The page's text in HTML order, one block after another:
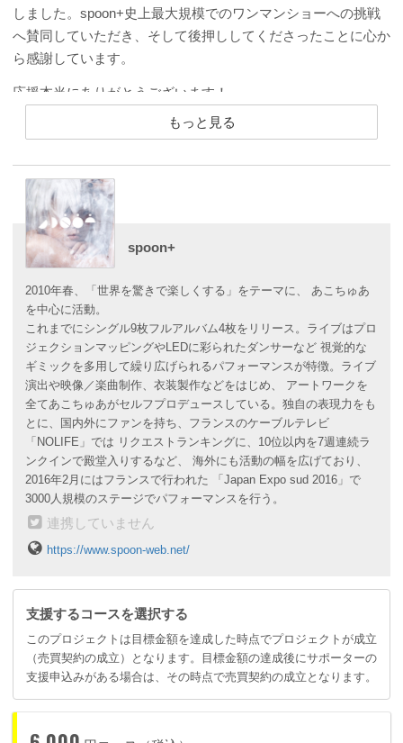
しました。spoon+史上最大規模でのワンマンショーへの挑戦
へ賛同していただき、そして後押ししてくださったことに心か
ら感謝しています。
応援本当にありがとうございます！
プロジェクト終了まで期日はまだ残されています。
しいゴールを目指すことにしました。
新たなゴールを達成した暁には、当日さらに楽しめる仕掛けを
したいと思います。着々と目標が現実に変わっていくのが嬉し
く達成感を感じています。
さらなる高みへの挑戦、どうかご賛同お願いします！
◢◤◢◤◢◤◢◤◢◤◢◤◢◤◢◤◢◤◢
◤◢◤◢◤
150万円達成のボーナスリターンについ
て
このプロジェクトが150万円以上でサクセスした場合
3,800円以上のプランをご支援してくださった皆様全員にボー
ナスプレゼントとして
◇11/11 ワンマンライブスタッフパスレプリカ（あこちゅあ
の、どちらかをプレゼントします！
もっと見る
spoon+
2010年春、「世界を驚きで楽しくする」をテーマに、 あこちゅあ
を中心に活動。
これまでにシングル9枚フルアルバム4枚をリリース。ライブはプロ
ジェクションマッピングやLEDに彩られたダンサーなど 視覚的な
ギミックを多用して繰り広げられるパフォーマンスが特徴。ライブ
演出や映像／楽曲制作、衣装製作などをはじめ、 アートワークを
全てあこちゅあがセルフプロデュースしている。独自の表現力をも
とに、国内外にファンを持ち、フランスのケーブルテレビ
「NOLIFE」では リクエストランキングに、10位以内を7週連続ラ
ンクインで殿堂入りするなど、 海外にも活動の幅を広げており、
2016年2月にはフランスで行われた 「Japan Expo sud 2016」で
3000人規模のステージでパフォーマンスを行う。
連携していません
https://www.spoon-web.net/
支援するコースを選択する
このプロジェクトは目標金額を達成した時点でプロジェクトが成立
（売買契約の成立）となります。目標金額の達成後にサポーターの
支援申込みがある場合は、その時点で売買契約の成立となります。